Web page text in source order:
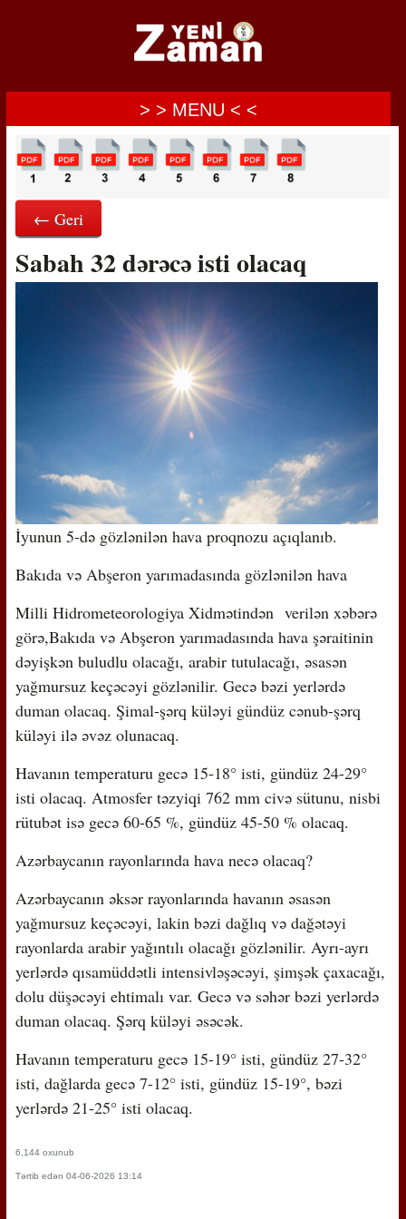
> > MENU < <
← Geri
Sabah 32 dərəcə isti olacaq
İyunun 5-də gözlənilən hava proqnozu açıqlanıb.
Bakıda və Abşeron yarımadasında gözlənilən hava
Milli Hidrometeorologiya Xidmətindən verilən xəbərə
görə,Bakıda və Abşeron yarımadasında hava şəraitinin
dəyişkən buludlu olacağı, arabir tutulacağı, əsasən
yağmursuz keçəcəyi gözlənilir. Gecə bəzi yerlərdə
duman olacaq. Şimal-şərq küləyi gündüz cənub-şərq
küləyi ilə əvəz olunacaq.
Havanın temperaturu gecə 15-18° isti, gündüz 24-29°
isti olacaq. Atmosfer təzyiqi 762 mm civə sütunu, nisbi
rütubət isə gecə 60-65 %, gündüz 45-50 % olacaq.
Azərbaycanın rayonlarında hava necə olacaq?
Azərbaycanın əksər rayonlarında havanın əsasən
yağmursuz keçəcəyi, lakin bəzi dağlıq və dağətəyi
rayonlarda arabir yağıntılı olacağı gözlənilir. Ayrı-ayrı
yerlərdə qısamüddətli intensivləşəcəyi, şimşək çaxacağı,
dolu düşəcəyi ehtimalı var. Gecə və səhər bəzi yerlərdə
duman olacaq. Şərq küləyi əsəcək.
Havanın temperaturu gecə 15-19° isti, gündüz 27-32°
isti, dağlarda gecə 7-12° isti, gündüz 15-19°, bəzi
yerlərdə 21-25° isti olacaq.
6,144 oxunub
Tərtib edən 04-06-2026 13:14